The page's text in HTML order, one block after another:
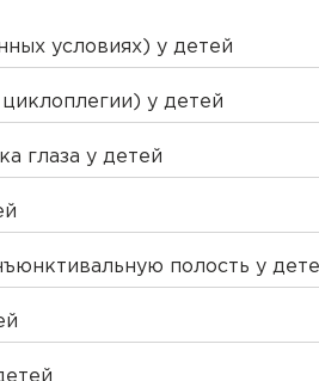
условиях) у детей
у детей
глаза у детей
полость у